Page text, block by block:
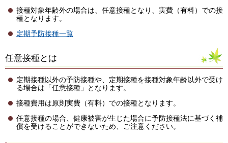
接種対象年齢外の場合は、任意接種となり、実費（有料）での接
種となります。
定期予防接種一覧
任意接種とは
定期接種以外の予防接種や、定期接種を接種対象年齢以外で受け
る場合は「任意接種」となります。
接種費用は原則実費（有料）での接種となります。
任意接種の場合、健康被害が生じた場合に予防接種法に基づく補
償を受けることができないため、ご注意ください。